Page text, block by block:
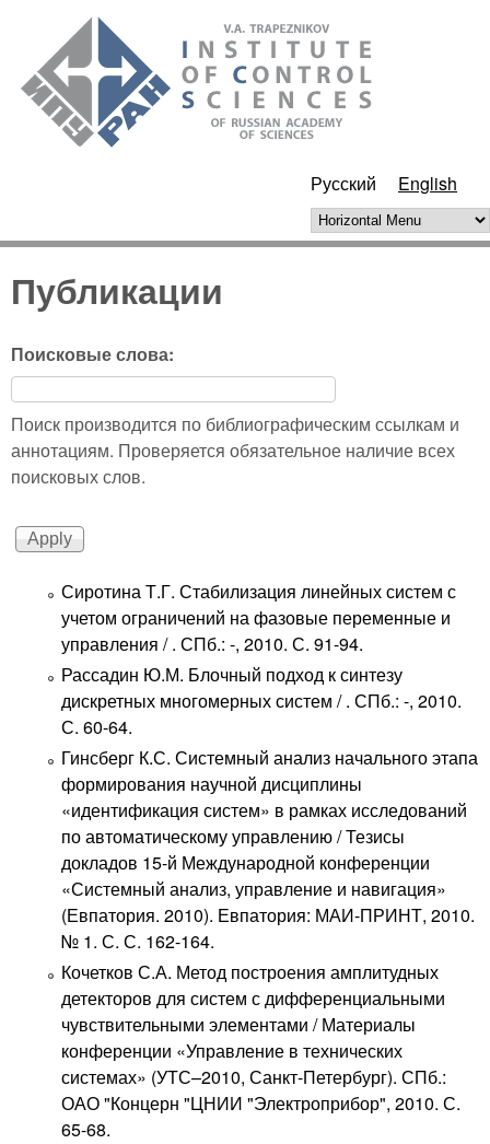
ИПУ
РАН
Русский English
Horizontal Menu
Публикации
Поисковые слова:
Поиск производится по библиографическим ссылкам и
аннотациям. Проверяется обязательное наличие всех
поисковых слов.
Сиротина Т.Г. Стабилизация линейных систем с
учетом ограничений на фазовые переменные и
управления / . СПб.: -, 2010. С. 91-94.
Рассадин Ю.М. Блочный подход к синтезу
дискретных многомерных систем / . СПб.: -, 2010.
С. 60-64.
Гинсберг К.С. Системный анализ начального этапа
формирования научной дисциплины
«идентификация систем» в рамках исследований
по автоматическому управлению / Тезисы
докладов 15-й Международной конференции
«Системный анализ, управление и навигация»
(Евпатория. 2010). Евпатория: МАИ-ПРИНТ, 2010.
№ 1. С. С. 162-164.
Кочетков С.А. Метод построения амплитудных
детекторов для систем с дифференциальными
чувствительными элементами / Материалы
конференции «Управление в технических
системах» (УТС–2010, Санкт-Петербург). СПб.:
ОАО "Концерн "ЦНИИ "Электроприбор", 2010. С.
65-68.